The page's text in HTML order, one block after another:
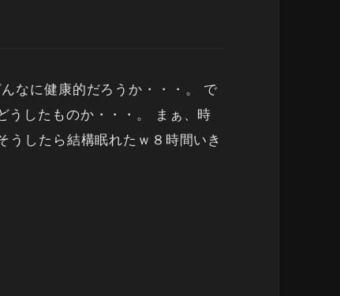
なに健康的だろうか・・・。 で
うしたものか・・・。 まぁ、時
したら結構眠れたｗ８時間いき